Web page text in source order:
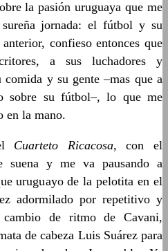
la pasión uruguaya que me
jornada: el fútbol y su
confieso entonces que
a sus luchadores y
y su gente –mas que a
sobre su fútbol–, lo que me
en la mano.
Cuarteto Ricacosa, con el
suena y me va pausando a
uruguayo de la pelotita en el
adormilado por repetitivo y
de ritmo de Cavani,
de cabeza Luis Suárez para